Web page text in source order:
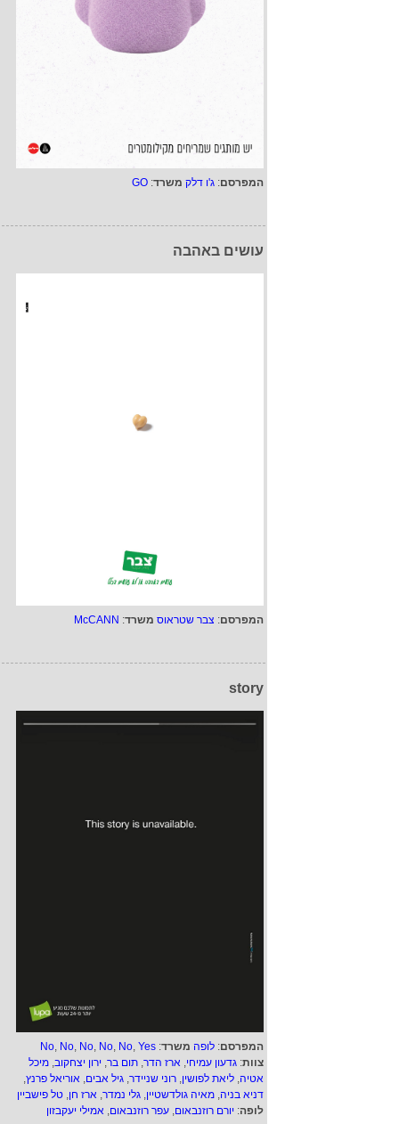
המפרסם: ג'ו דלק משרד:
GO
עושים באהבה
המפרסם: צבר שטראוס משרד:
McCANN
story
המפרסם: לופה משרד:
No, No, No, No, No, Yes
צוות: גדעון עמיחי, ארז הדר, תום בר, ירון יצחקוב, מיכל
אטיה, ליאת לפושין, רוני שניידר, גיל אבים, אוריאל פרנץ,
דניא בניה, מאיה גולדשטיין, גלי נמדר, ארז חן, טל פישביין
לופה: יורם רוזנבאום, עפר רוזנבאום, אמילי יעקבזון